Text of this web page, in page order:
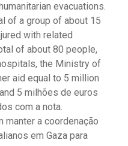
evacuations.
of a group of about 15
with related
of about 80 people,
the Ministry of
aid equal to 5 million
5 milhões de euros
com a nota.
manter a coordenação
em Gaza para